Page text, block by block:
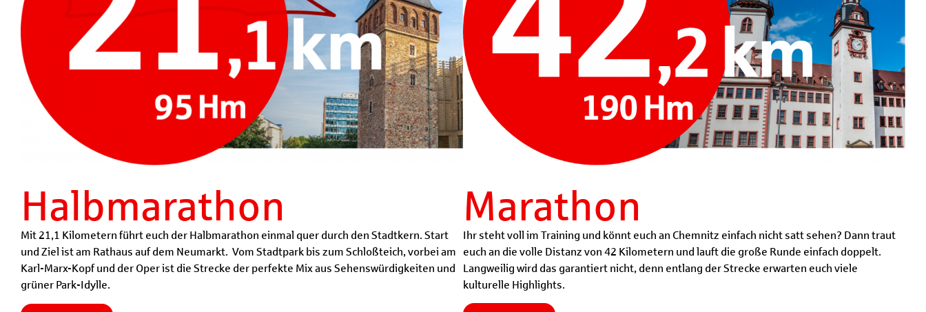
Halbmarathon
Mit 21,1 Kilometern führt euch der Halbmarathon einmal quer durch den Stadtkern. Start
und Ziel ist am Rathaus auf dem Neumarkt. Vom Stadtpark bis zum Schloßteich, vorbei am
Karl-Marx-Kopf und der Oper ist die Strecke der perfekte Mix aus Sehenswürdigkeiten und
grüner Park-Idylle.
Marathon
Ihr steht voll im Training und könnt euch an Chemnitz einfach nicht satt sehen? Dann traut
euch an die volle Distanz von 42 Kilometern und lauft die große Runde einfach doppelt.
Langweilig wird das garantiert nicht, denn entlang der Strecke erwarten euch viele
kulturelle Highlights.